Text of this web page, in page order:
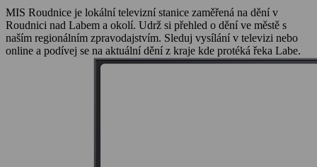
MIS Roudnice je lokální televizní stanice zaměřená na dění v
Roudnici nad Labem a okolí. Udrž si přehled o dění ve městě s
naším regionálním zpravodajstvím. Sleduj vysílání v televizi nebo
online a podívej se na aktuální dění z kraje kde protéká řeka Labe.